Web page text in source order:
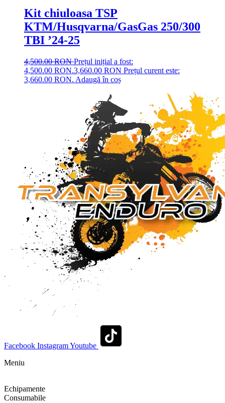
Kit chiuloasa TSP
KTM/Husqvarna/GasGas 250/300
TBI ’24-25
4,500.00RONPrețul inițial a fost:
4,500.00 RON.3,660.00 RON Prețul curent este:
3,660.00 RON. Adaugă în coș
Facebook InstagramYoutube
Meniu
Echipamente
Consumabile